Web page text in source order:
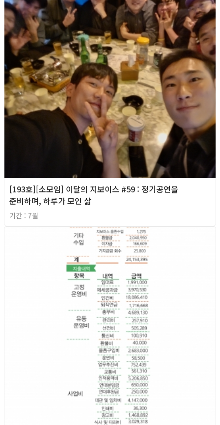
[193호][소모임] 이달의 지보이스 #59 : 정기공연을
준비하며, 하루가 모인 삶
기간 : 7월